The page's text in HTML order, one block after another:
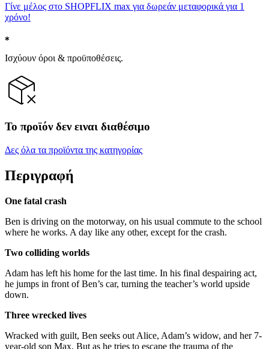
Γίνε μέλος στο SHOPFLIX max για δωρεάν μεταφορικά για 1
χρόνο!
Ισχύουν όροι & προϋποθέσεις.
Το προϊόν δεν ειναι διαθέσιμο
Δες όλα τα προϊόντα της κατηγορίας
Περιγραφή
One fatal crash
Ben is driving on the motorway, on his usual commute to the school
where he works. A day like any other, except for the crash.
Two colliding worlds
Adam has left his home for the last time. In his final despairing act,
he jumps in front of Ben’s car, turning the teacher’s world upside
down.
Three wrecked lives
Wracked with guilt, Ben seeks out Alice, Adam’s widow, and her 7-
year-old son Max. But as he tries to escape the trauma of the